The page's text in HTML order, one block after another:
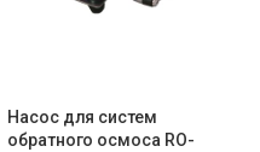
Насос для систем
обратного осмоса RO-